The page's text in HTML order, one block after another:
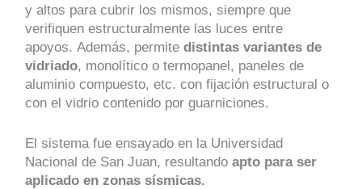
y altos para cubrir los mismos, siempre que
verifiquen estructuralmente las luces entre
apoyos. Además, permitedistintas variantes de
vidriado, monolítico o termopanel, paneles de
aluminio compuesto, etc. con fijación estructural o
con el vidrio contenido por guarniciones.
El sistema fue ensayado en la Universidad
Nacional de San Juan, resultando apto para ser
aplicado en zonas sísmicas.